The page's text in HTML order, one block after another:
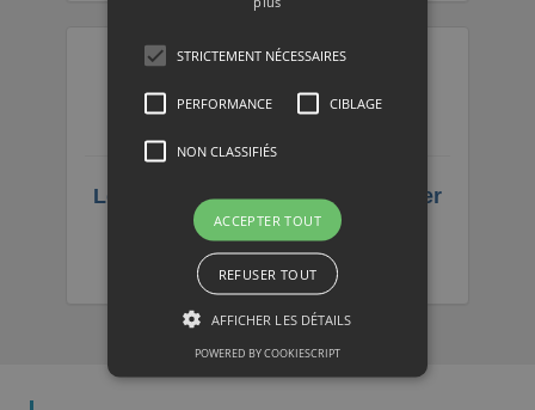
Les raisons d'opter pour un vitrier
professionnel ?
STRICTEMENT NÉCESSAIRES
PERFORMANCE CIBLAGE
NON CLASSIFIÉS
ACCEPTER TOUT
REFUSER TOUT
AFFICHER LES DÉTAILS
POWERED BY COOKIESCRIPT